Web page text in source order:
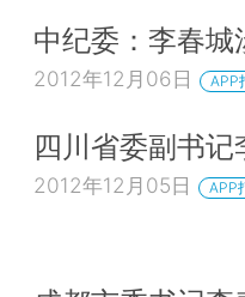
中纪委：李春
2012年12月06日 APP
四川省委副书
2012年12月05日 APP